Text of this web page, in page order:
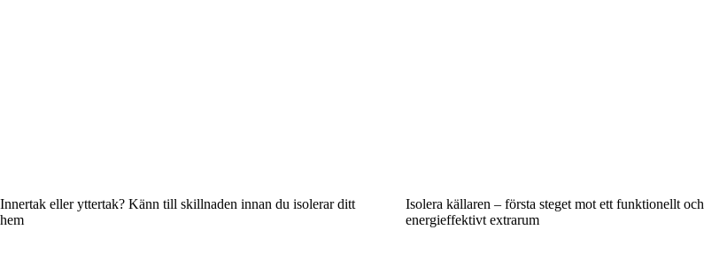
Innertak eller yttertak? Känn till skillnaden innan du isolerar ditt
hem
Isolera källaren – första steget mot ett funktionellt och
energieffektivt extrarum